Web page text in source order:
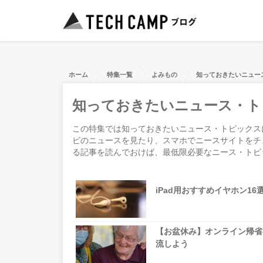
ホーム 特集一覧 よみもの 知っておきたいニュー
知っておきたいニュース・
この特集では知っておきたいニュース・トピック
ビのニュースを見たり、スマホでニースサイトを
る記事を読んでおけば、最低限必要なニース・ト
iPad用おすすめイヤホン16
【お盆休み】オンライン帰
流しよう